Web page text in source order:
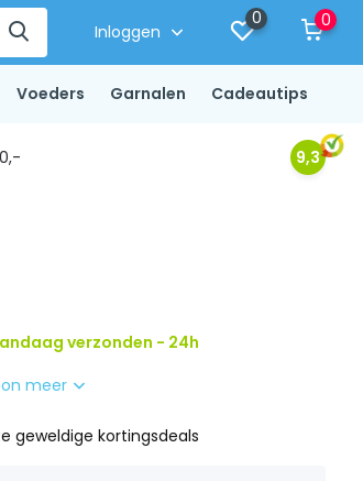
Inloggen
0 0
Voeders Garnalen Cadeautips
9,3
verzonden - 24h
meer
geweldige kortingsdeals